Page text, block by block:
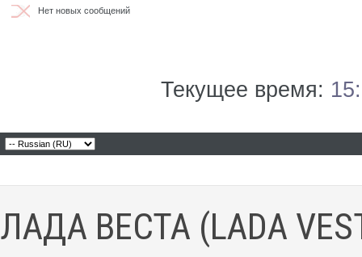
Нет новых сообщений
Текущее время:
ЛАДА ВЕСТА (LADA